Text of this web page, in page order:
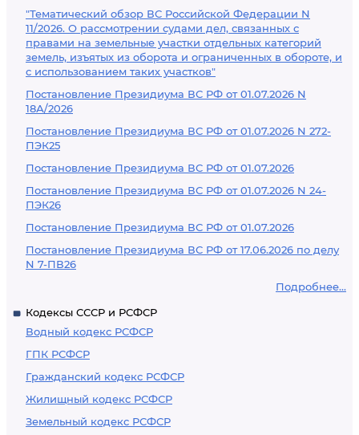
"Тематический обзор ВС Российской Федерации N
11/2026. О рассмотрении судами дел, связанных с
правами на земельные участки отдельных категорий
земель, изъятых из оборота и ограниченных в обороте, и
с использованием таких участков"
Постановление Президиума ВС РФ от 01.07.2026 N
18А/2026
Постановление Президиума ВС РФ от 01.07.2026 N 272-
ПЭК25
Постановление Президиума ВС РФ от 01.07.2026
Постановление Президиума ВС РФ от 01.07.2026 N 24-
ПЭК26
Постановление Президиума ВС РФ от 01.07.2026
Постановление Президиума ВС РФ от 17.06.2026 по делу
N 7-ПВ26
Подробнее...
Кодексы СССР и РСФСР
Водный кодекс РСФСР
ГПК РСФСР
Гражданский кодекс РСФСР
Жилищный кодекс РСФСР
Земельный кодекс РСФСР